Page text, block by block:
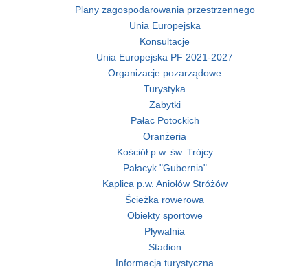
Plany zagospodarowania przestrzennego
Unia Europejska
Konsultacje
Unia Europejska PF 2021-2027
Organizacje pozarządowe
Turystyka
Zabytki
Pałac Potockich
Oranżeria
Kościół p.w. św. Trójcy
Pałacyk "Gubernia"
Kaplica p.w. Aniołów Stróżów
Ścieżka rowerowa
Obiekty sportowe
Pływalnia
Stadion
Informacja turystyczna